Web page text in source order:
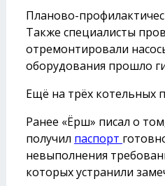
Планово-
Также специалисты
отремонтировали
оборудования прошло
Ещё на трёх котельных
Ранее «Ёрш» писал о
получил паспорт
невыполнения
которых устранили